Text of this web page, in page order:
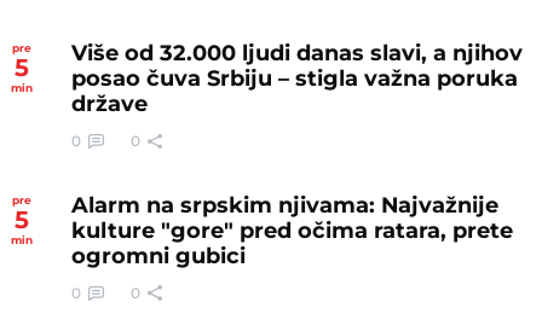
pre
5
min
Više od 32.000 ljudi danas slavi, a njihov
posao čuva Srbiju – stigla važna poruka
države
0 0
pre
5
min
Alarm na srpskim njivama: Najvažnije
kulture "gore" pred očima ratara, prete
ogromni gubici
0 0